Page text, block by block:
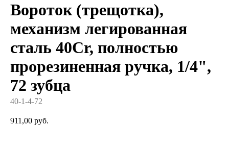
Вороток (трещотка),
механизм легированная
сталь 40Cr, полностью
прорезиненная ручка, 1/4",
72 зубца
40-1-4-72
911,00 руб.